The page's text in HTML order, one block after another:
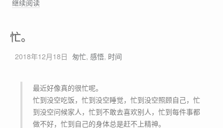
维
以
何
利
用
逆
继续阅读
间
人
生
价
值
忙。
2018年12月18日 匆忙, 感悟, 时间
最近好像真的很忙呢。
忙到没空吃饭，忙到没空睡觉，忙到没空照顾自己，忙
到没空问候家人，忙到不敢去喜欢别人，忙到每件事都
做不好，忙到自己的身体总是赶不上精神。